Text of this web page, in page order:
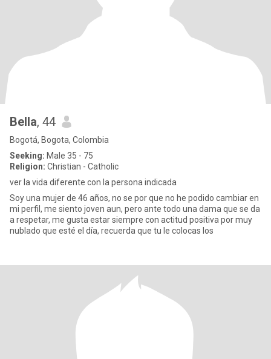
Bella, 44
Bogotá, Bogota, Colombia
Seeking: Male 35 - 75
Religion: Christian - Catholic
ver la vida diferente con la persona indicada
Soy una mujer de 46 años, no se por que no he podido cambiar en
mi perfil, me siento joven aun, pero ante todo una dama que se da
a respetar, me gusta estar siempre con actitud positiva por muy
nublado que esté el día, recuerda que tu le colocas los